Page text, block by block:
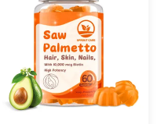
overall hair health. Vitamin E
and zinc nourish the scalp
while strengthening hair
follicles. Product
Specifications Attribute
Details Service OEM ODM
Private Label Service Product